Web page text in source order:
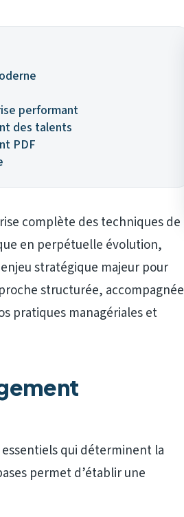
performant
des talents
PDF
complète des techniques de
en perpétuelle évolution,
stratégique majeur pour
structurée, accompagnée
pratiques managériales et
qui déterminent la
permet d’établir une